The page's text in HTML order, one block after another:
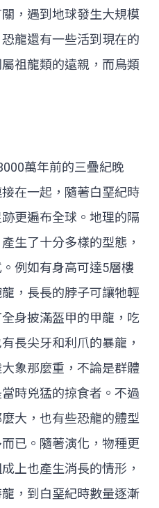
，遇到地球發生大規模
龍還有一些活到現在的
祖龍類的遠親，而鳥類
萬年前的三疊紀晚
在一起，隨著白堊紀時
更遍布全球。地理的隔
生了十分多樣的型態，
例如有身高可達5層樓
，長長的脖子可讓牠輕
身披滿盔甲的甲龍，吃
長尖牙和利爪的暴龍，
象那麼重，不論是群體
時兇猛的掠食者。不過
大，也有些恐龍的體型
已。隨著演化，物種更
上也產生消長的情形，
，到白堊紀時數量逐漸